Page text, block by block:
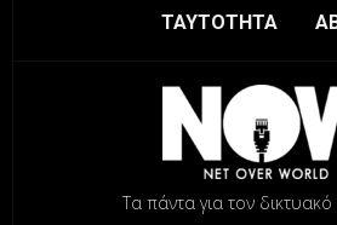
ΤΑΥΤΟΤΗΤΑ
Τα πάντα για τον